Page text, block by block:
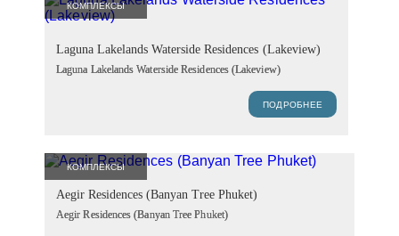
КОМПЛЕКСЫ
Laguna Lakelands Waterside Residences (Lakeview)
Laguna Lakelands Waterside Residences (Lakeview)
ПОДРОБНЕЕ
КОМПЛЕКСЫ
Aegir Residences (Banyan Tree Phuket)
Aegir Residences (Banyan Tree Phuket)